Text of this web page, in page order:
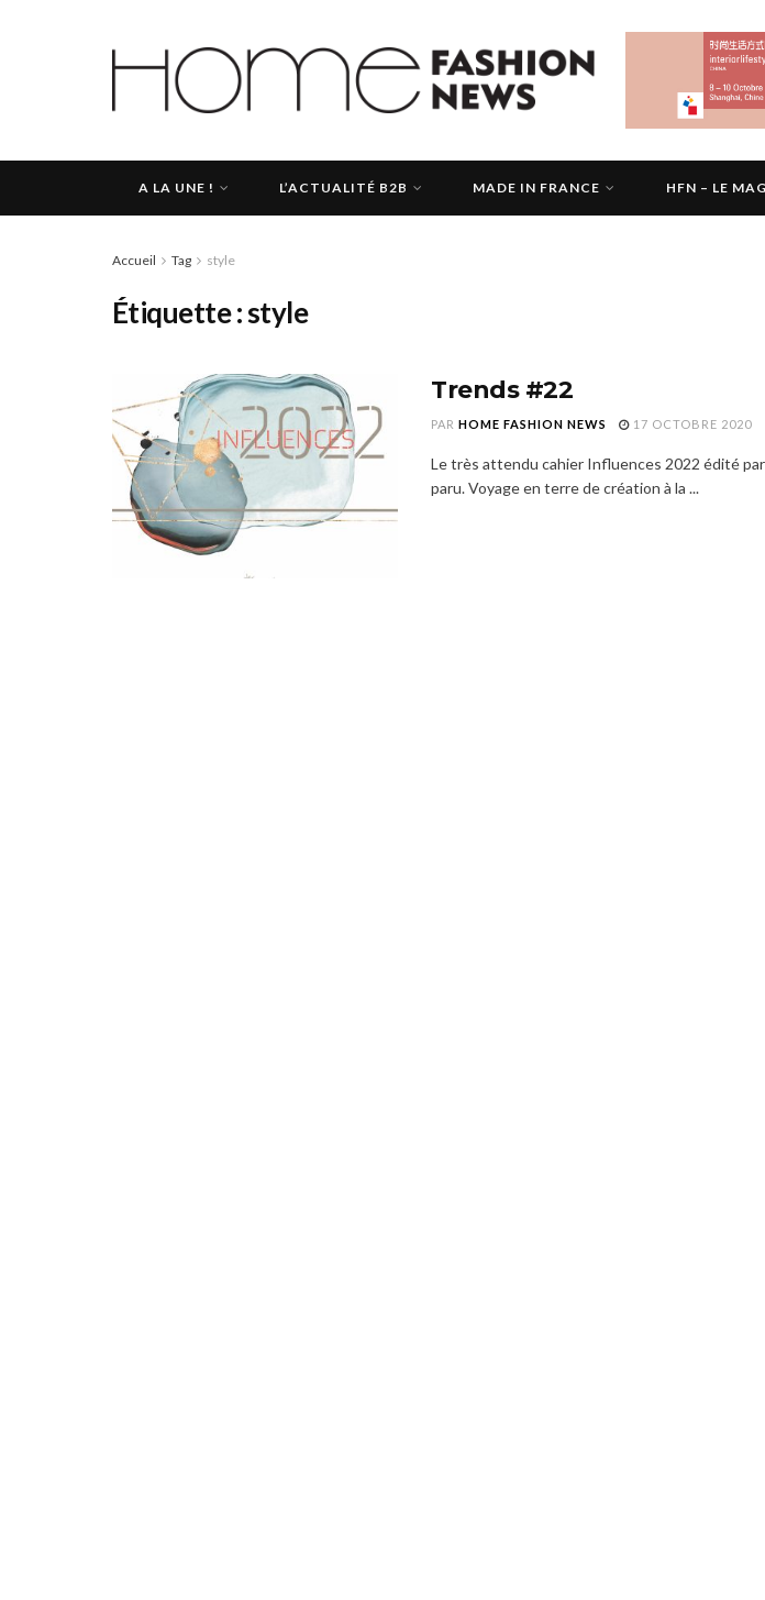
A LA UNE ! L’ACTUALITÉ B2B MADE IN FRANCE HFN – LE
Accueil Tag style
Étiquette :style
Trends #22
PAR HOME FASHION NEWS 17 OCTOBRE 2020
Le très attendu cahier Influences 2022 édité
paru. Voyage en terre de création à la ...